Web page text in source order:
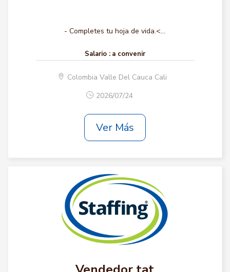
- Completes tu hoja de vida.<...
Salario : a convenir
Colombia Valle Del Cauca Cali
2026/07/24
Ver Más